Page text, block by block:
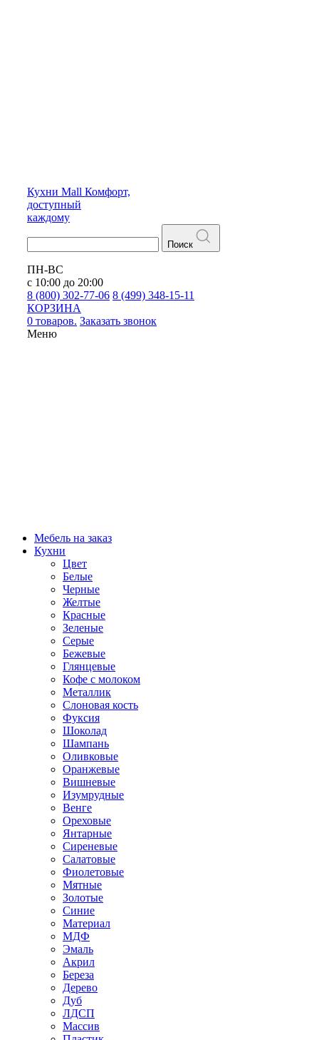
Кухни Mall Комфорт,
доступный
каждому
Поиск
ПН-ВС
с 10:00 до 20:00
8 (800) 302-77-06 8 (499) 348-15-11
КОРЗИНА
0 товаров. Заказать звонок
Меню
Мебель на заказ
Кухни
Цвет
Белые
Черные
Желтые
Красные
Зеленые
Серые
Бежевые
Глянцевые
Кофе с молоком
Металлик
Слоновая кость
Фуксия
Шоколад
Шампань
Оливковые
Оранжевые
Вишневые
Изумрудные
Венге
Ореховые
Янтарные
Сиреневые
Салатовые
Фиолетовые
Мятные
Золотые
Синие
Материал
МДФ
Эмаль
Акрил
Береза
Дерево
Дуб
ЛДСП
Массив